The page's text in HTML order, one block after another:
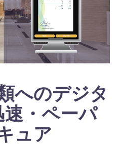
へのデジタ
・ペーパ
ュア